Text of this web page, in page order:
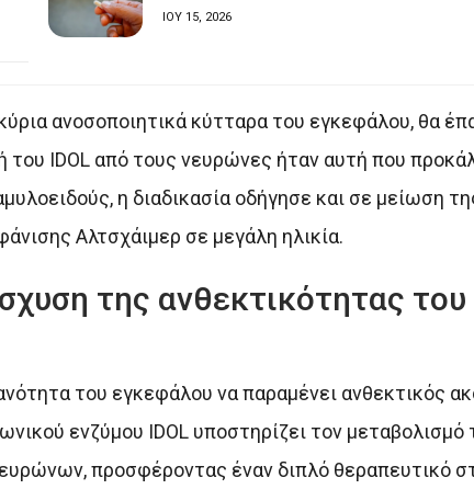
ΙΟΥ 15, 2026
ανοσοποιητικά κύτταρα του εγκεφάλου, θα
του IDOL από τους νευρώνες ήταν αυτή που
η διαδικασία οδήγησε και σε μείωση
Αλτσχάιμερ σε μεγάλη ηλικία.
της ανθεκτικότητας του
του εγκεφάλου να παραμένει ανθεκτικός
ενζύμου IDOL υποστηρίζει τον μεταβολισμό
προσφέροντας έναν διπλό θεραπευτικό